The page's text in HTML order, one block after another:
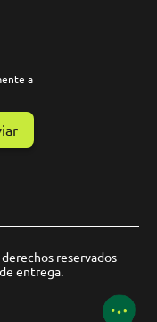
a
reservados
entrega.